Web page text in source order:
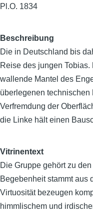
Pl.O. 1834
Beschreibung
Die in Deutschland bis
Reise des jungen
wallende Mantel des
überlegenen
Verfremdung der
die Linke hält einen
Vitrinentext
Die Gruppe gehört zu
Begebenheit stammt aus
Virtuosität bezeugen
himmlischem und